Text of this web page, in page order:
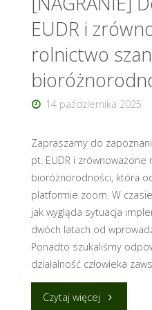
EUDR i
rolnictwo
14 października 2025
Zapraszamy do
pt. EUDR i
bioróżnorodności, która
platformie zoom. W
jak wygląda sytuacja
dwóch latach od
Ponadto szukaliśmy
działalność człowieka
Czytaj więcej